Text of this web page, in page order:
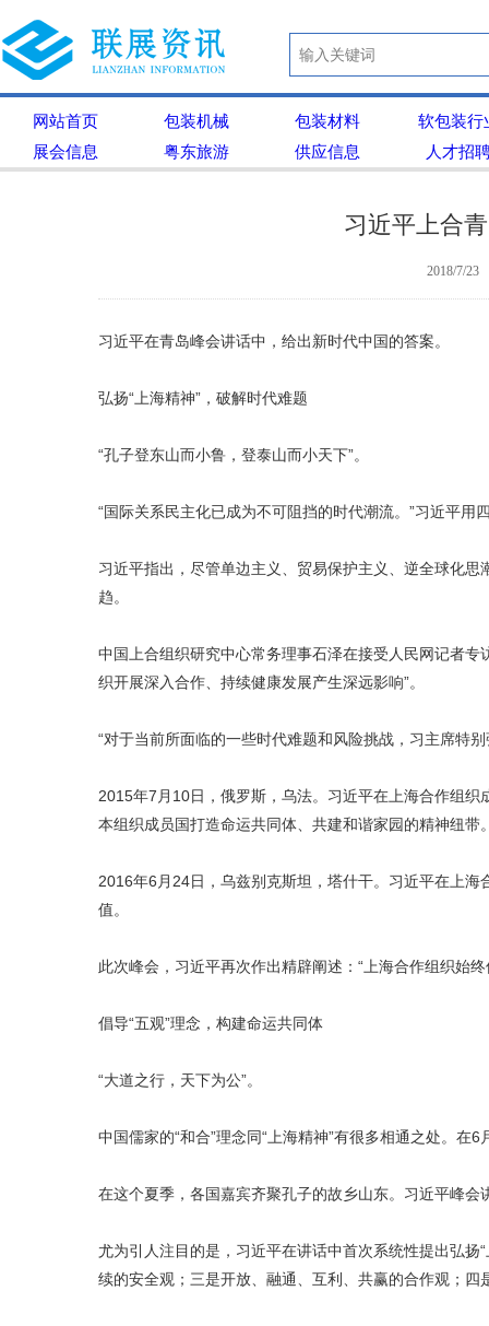
网站首页 包装机械 包装材料
软包装行
展会信息
粤东旅游 供应信息 人才招
习近平上合
2018/7/23
习近平在青岛峰会讲话中，给出新时代中国的答案。
弘扬“上海精神”，破解时代难题
“孔子登东山而小鲁，登泰山而小天下”。
“国际关系民主化已成为不可阻挡的时代潮流。”习近平
习近平指出，尽管单边主义、贸易保护主义、逆全球化
趋。
中国上合组织研究中心常务理事石泽在接受人民网记者
织开展深入合作、持续健康发展产生深远影响”。
“对于当前所面临的一些时代难题和风险挑战，习主席特
2015年7月10日，俄罗斯，乌法。习近平在上海合作组
本组织成员国打造命运共同体、共建和谐家园的精神纽带
2016年6月24日，乌兹别克斯坦，塔什干。习近平在上
值。
此次峰会，习近平再次作出精辟阐述：“上海合作组织始
倡导“五观”理念，构建命运共同体
“大道之行，天下为公”。
中国儒家的“和合”理念同“上海精神”有很多相通之处。
在这个夏季，各国嘉宾齐聚孔子的故乡山东。习近平峰
尤为引人注目的是，习近平在讲话中首次系统性提出弘扬
续的安全观；三是开放、融通、互利、共赢的合作观；